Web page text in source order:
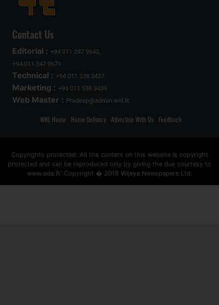
Contact Us
Editorial : +94 011 247 9642,
+94 011 247 9671
Technical : +94 011 538 3437
Marketing : +94 011 538 3439
Web Master : Pradeep@admin.wnl.lk
WNL Home Home Delivery Advertise With Us Feedback
Copyrights protected: All the content on this website is copyright
protected and can be reproduced only by giving the due courtesy to
www.ada.lk' Copyright � 2018 Wijeya Newspapers Ltd.